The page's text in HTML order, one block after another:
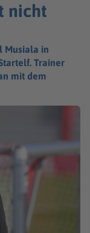
nicht
Musiala in
Trainer
mit dem